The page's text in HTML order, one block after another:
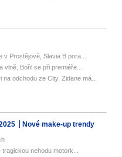
Prostějově, Slavia B pora...
Bořil se při premiéře...
odchodu ze City. Zidane má...
Nové make-up trendy
nehodu motork...